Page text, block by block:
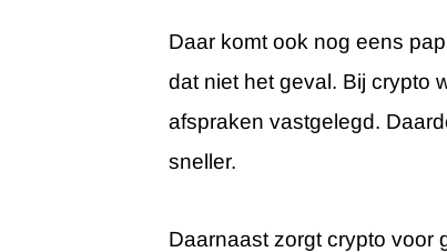
Daar komt ook nog eens
dat niet het geval. Bij crypto
afspraken vastgelegd.
sneller.
Daarnaast zorgt crypto voor